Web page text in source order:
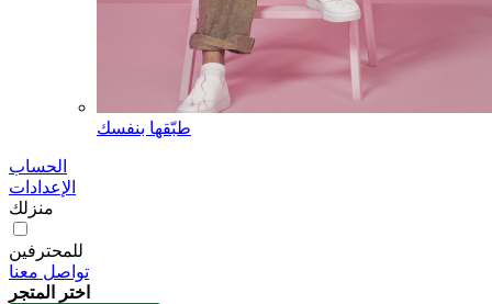
طبّقها بنفسك
الحساب
الإعدادات
منزلك
للمحترفين
تواصل معنا
اختر المتجر